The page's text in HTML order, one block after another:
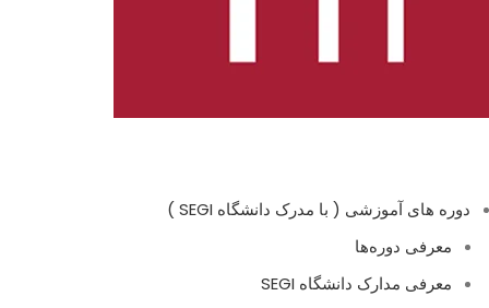
دوره های آموزشی ( با مدرک دانشگاه SEGI )
معرفی دوره‌ها
معرفی مدارک دانشگاه SEGI